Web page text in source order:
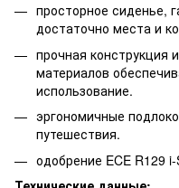
просторное сиденье,
достаточно места и
прочная конструкция
материалов
использование.
эргономичные
путешествия.
одобрение ECE R129 i-